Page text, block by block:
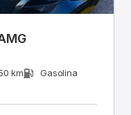
km
Gasolina